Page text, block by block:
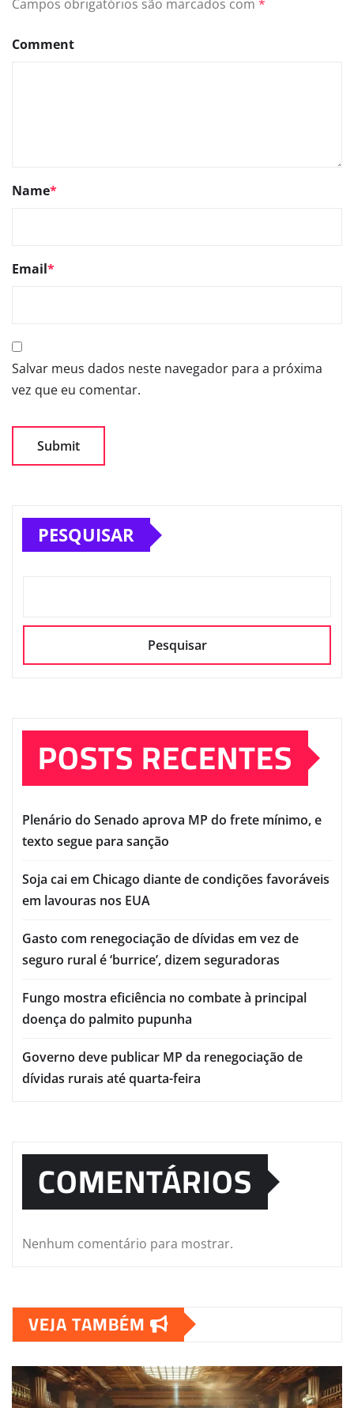
Campos obrigatórios são marcados com *
Comment
Name*
Email*
Salvar meus dados neste navegador para a próxima
vez que eu comentar.
PESQUISAR
Pesquisar
POSTS RECENTES
Plenário do Senado aprova MP do frete mínimo, e
texto segue para sanção
Soja cai em Chicago diante de condições favoráveis
em lavouras nos EUA
Gasto com renegociação de dívidas em vez de
seguro rural é ‘burrice’, dizem seguradoras
Fungo mostra eficiência no combate à principal
doença do palmito pupunha
Governo deve publicar MP da renegociação de
dívidas rurais até quarta-feira
COMENTÁRIOS
Nenhum comentário para mostrar.
VEJA TAMBÉM